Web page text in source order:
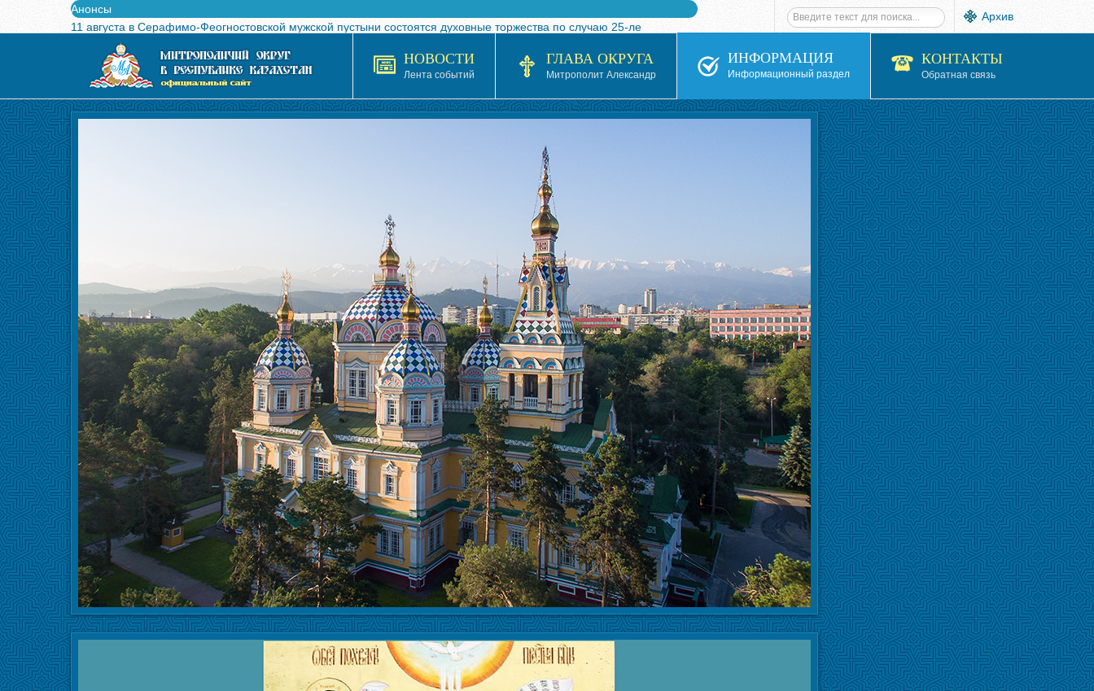
Анонсы
11 августа в Серафимо-Феогностовской мужской пустыни состоятся духовные торжества по случаю 25-ле
Выпущен в свет буклет о проведении Международного турнира по волейболу, посвященного 25-летию обр
Вышел в свет новый номер журнала «Свет Православия в Казахстане»
Вышла в свет монография «Управляющие Алма-Атинской епархией Русской Православной Церкви в 1927–19
Алма-Атинская духовная семинария объявляет прием документов на 2026-2027 учебный год
Архив
НОВОСТИ
Лента событий
ГЛАВА ОКРУГА
Митрополит Александр
ИНФОРМАЦИЯ
Информационный раздел
КОНТАКТЫ
Обратная связь